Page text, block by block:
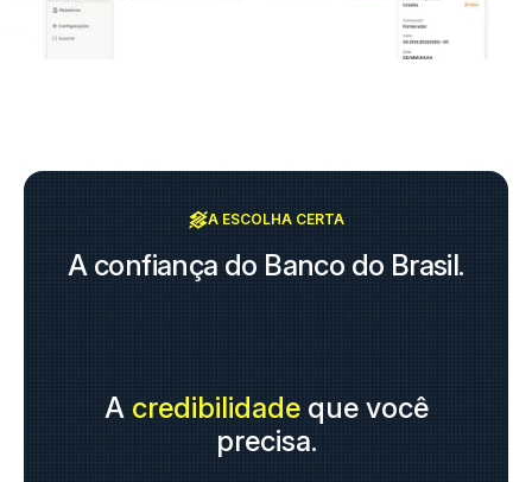
A ESCOLHA CERTA
A confiança do Banco do Brasil.
A credibilidadeque você
precisa.